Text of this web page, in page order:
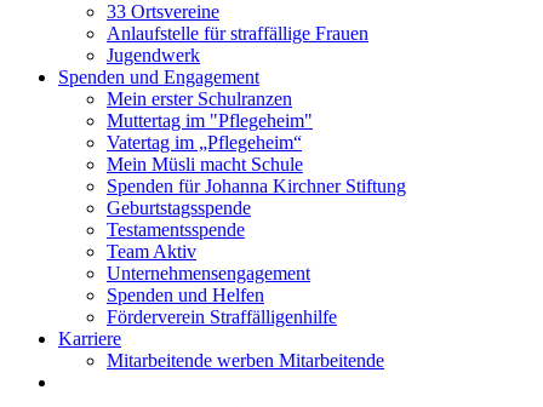
33 Ortsvereine
Anlaufstelle für straffällige Frauen
Jugendwerk
Spenden und Engagement
Mein erster Schulranzen
Muttertag im "Pflegeheim"
Vatertag im „Pflegeheim“
Mein Müsli macht Schule
Spenden für Johanna Kirchner Stiftung
Geburtstagsspende
Testamentsspende
Team Aktiv
Unternehmensengagement
Spenden und Helfen
Förderverein Straffälligenhilfe
Karriere
Mitarbeitende werben Mitarbeitende